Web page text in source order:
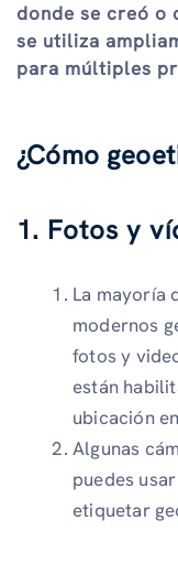
donde se creó o
se utiliza
para múltiples
¿Cómo
1. Fotos y
La mayoría
modernos
fotos y
están
ubicación
Algunas
puedes
etiquetar